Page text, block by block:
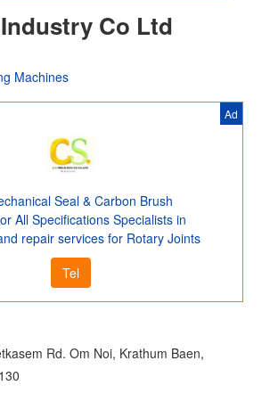
Co Ltd
Machines
Ad
Seal & Carbon Brush
All Specifications Specialists in
repair services for Rotary Joints
Tel
Rd. Om Noi, Krathum Baen,